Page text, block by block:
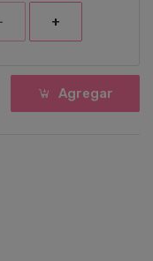
+
Agregar